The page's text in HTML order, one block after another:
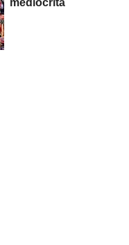
mediocrità